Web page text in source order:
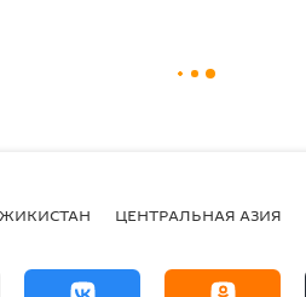
ЦЕНТРАЛЬНАЯ АЗИЯ